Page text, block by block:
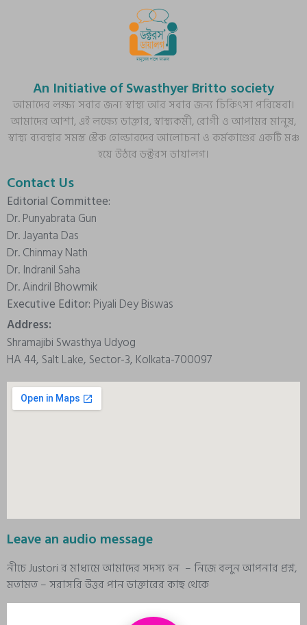
An Initiative of Swasthyer Britto society
আমাদের লক্ষ্য সবার জন্য স্বাস্থ্য আর সবার জন্য চিকিৎসা পরিষেবা।
আমাদের আশা, এই লক্ষ্যে ডাক্তার, স্বাস্থ্যকর্মী, রোগী ও আপামর মানুষ,
স্বাস্থ্য ব্যবস্থার সমস্ত স্টেক হোল্ডারদের আলোচনা ও কর্মকাণ্ডের একটি মঞ্চ
হয়ে উঠবে ডক্টরস ডায়ালগ।
Contact Us
Editorial Committee:
Dr. Punyabrata Gun
Dr. Jayanta Das
Dr. Chinmay Nath
Dr. Indranil Saha
Dr. Aindril Bhowmik
Executive Editor: Piyali Dey Biswas
Address:
Shramajibi Swasthya Udyog
HA 44, Salt Lake, Sector-3, Kolkata-700097
Leave an audio message
নীচে Justori র মাধ্যমে আমাদের সদস্য হন – নিজে বলুন আপনার প্রশ্ন,
মতামত – সরাসরি উত্তর পান ডাক্তারের কাছ থেকে